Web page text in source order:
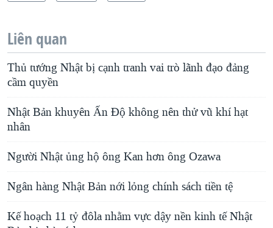
Liên quan
Thủ tướng Nhật bị cạnh tranh vai trò lãnh đạo đảng
cầm quyền
Nhật Bản khuyên Ấn Độ không nên thử vũ khí hạt
nhân
Người Nhật ủng hộ ông Kan hơn ông Ozawa
Ngân hàng Nhật Bản nới lỏng chính sách tiền tệ
Kế hoạch 11 tỷ đôla nhằm vực dậy nền kinh tế Nhật